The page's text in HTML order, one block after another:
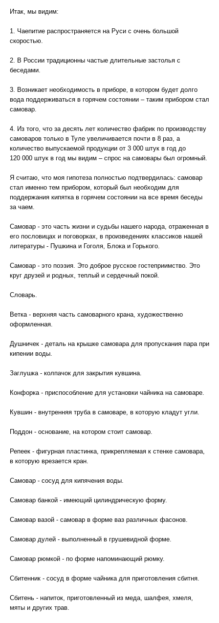
Итак, мы видим:
1. Чаепитие распространяется на Руси с очень большой
скоростью.
2. В России традиционны частые длительные застолья с
беседами.
3. Возникает необходимость в приборе, в котором будет долго
вода поддерживаться в горячем состоянии – таким прибором стал
самовар.
4. Из того, что за десять лет количество фабрик по производству
самоваров только в Туле увеличивается почти в 8 раз, а
количество выпускаемой продукции от 3 000 штук в год до
120 000 штук в год мы видим – спрос на самовары был огромный.
Я считаю, что моя гипотеза полностью подтвердилась: самовар
стал именно тем прибором, который был необходим для
поддержания кипятка в горячем состоянии на все время беседы
за чаем.
Самовар - это часть жизни и судьбы нашего народа, отраженная в
его пословицах и поговорках, в произведениях классиков нашей
литературы - Пушкина и Гоголя, Блока и Горького.
Самовар - это поэзия. Это доброе русское гостеприимство. Это
круг друзей и родных, теплый и сердечный покой.
Словарь.
Ветка - верхняя часть самоварного крана, художественно
оформленная.
Душничек - деталь на крышке самовара для пропускания пара при
кипении воды.
Заглушка - колпачок для закрытия кувшина.
Конфорка - приспособление для установки чайника на самоваре.
Кувшин - внутренняя труба в самоваре, в которую кладут угли.
Поддон - основание, на котором стоит самовар.
Репеек - фигурная пластинка, прикрепляемая к стенке самовара,
в которую врезается кран.
Самовар - сосуд для кипячения воды.
Самовар банкой - имеющий цилиндрическую форму.
Самовар вазой - самовар в форме ваз различных фасонов.
Самовар дулей - выполненный в грушевидной форме.
Самовар рюмкой - по форме напоминающий рюмку.
Сбитенник - сосуд в форме чайника для приготовления сбитня.
Сбитень - напиток, приготовленный из меда, шалфея, хмеля,
мяты и других трав.